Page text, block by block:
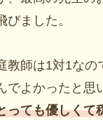
びました。
教師は1対1なの
でよかったと思
っても優しくて